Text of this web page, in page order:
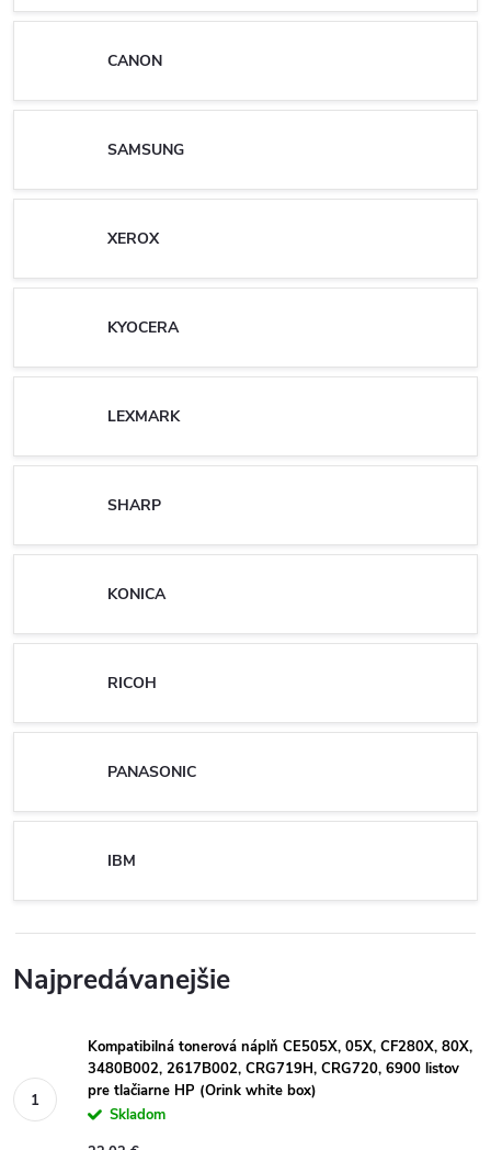
CANON
SAMSUNG
XEROX
KYOCERA
LEXMARK
SHARP
KONICA
RICOH
PANASONIC
IBM
Najpredávanejšie
Kompatibilná tonerová náplň CE505X, 05X, CF280X, 80X,
3480B002, 2617B002, CRG719H, CRG720, 6900 listov
pre tlačiarne HP (Orink white box)
Skladom